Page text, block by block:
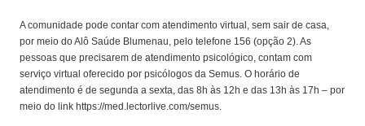
A comunidade pode contar com atendimento virtual, sem sair de casa,
por meio do Alô Saúde Blumenau, pelo telefone 156 (opção 2). As
pessoas que precisarem de atendimento psicológico, contam com
serviço virtual oferecido por psicólogos da Semus. O horário de
atendimento é de segunda a sexta, das 8h às 12h e das 13h às 17h – por
meio do link https://med.lectorlive.com/semus.